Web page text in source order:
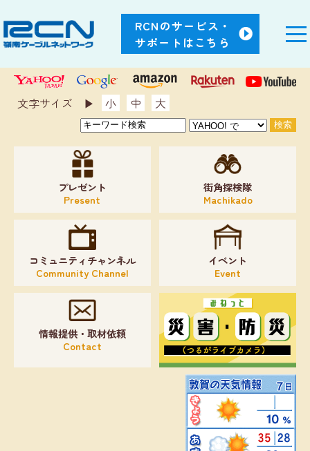
RCNのサービス・
サポートはこちら
文字サイズ ▶︎ 小 中 大
プレゼント
Present
街角探検隊
Machikado
コミュニティチャンネル
Community Channel
イベント
Event
情報提供・取材依頼
Contact